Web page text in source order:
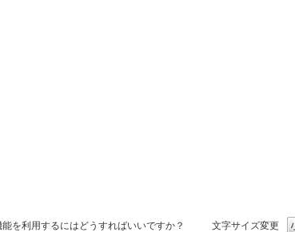
文字サイズ変更
を利用するにはどうすればいいですか？